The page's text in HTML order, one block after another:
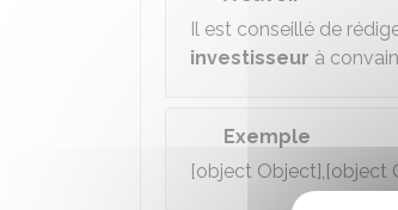
Il est conseillé de
investisseur à
Exemple
[object Object],[object